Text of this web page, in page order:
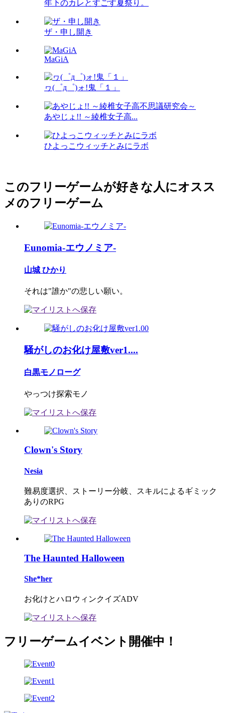
年下のカレとすごす夏祭り。
ザ・申し開き
MaGiA
ヮ(゜д゜)ォ!鬼「１」
あやじょ!! ～綾椎女子高...
ひよっこウィッチとみにラボ
このフリーゲームが好きな人にオスス
メのフリーゲーム
Eunomia-エウノミア-
山城 ひかり
それは"誰か"の悲しい願い。
騒がしのお化け屋敷ver1....
白黒モノローグ
やっつけ探索モノ
Clown's Story
Nesia
難易度選択、ストーリー分岐、スキルによるギミック
ありのRPG
The Haunted Halloween
She*her
お化けとハロウィンクイズADV
フリーゲームイベント開催中！